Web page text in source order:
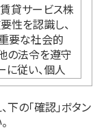
貸サービス株
性を認識し、
要な社会的
の法令を遵守
に従い、個人
す。
の「確認」ボタン